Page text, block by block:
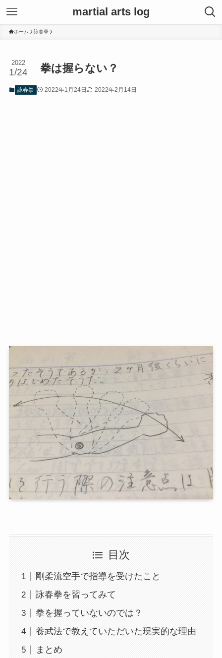
martial arts log
ホーム 詠春拳
拳は握らない？
2022
1/24
詠春拳 2022年1月24日 2022年2月14日
目次
剛柔流空手で指導を受けたこと
詠春拳を習ってみて
拳を握っていないのでは？
養武法で教えていただいた現実的な理由
まとめ